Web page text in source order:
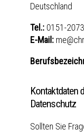
Deutschland
Tel.:0151-
E-Mail:me
Kontaktdaten
Datenschutz
Sollten Sie